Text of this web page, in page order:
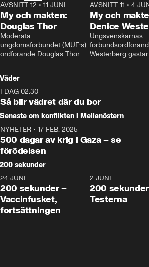
26:27
AVSNITT 12 • 11 JUNI
My och makten:
Douglas Thor
Moderata
ungdomsförbundet (MUF:s)
ordförande Douglas Thor
tonårsutvisningarna och hur
Moderaterna ska locka
väljare till valet i höst.
AVSNITT 11 •4
My och
Denice
Ungsvenskarnas
Westerberg
Väder
I DAG 02:30
Så blir vädret där du bor
Senaste om konflikten i Mellanöstern
NYHETER • 17 FEB. 2025
500 dagar av krig i Gaza – se
förödelsen
200 sekunder
5:00
24 JUNI
200 sekunder –
Vaccinfusket,
fortsättningen
2 JUNI
200
Testerna